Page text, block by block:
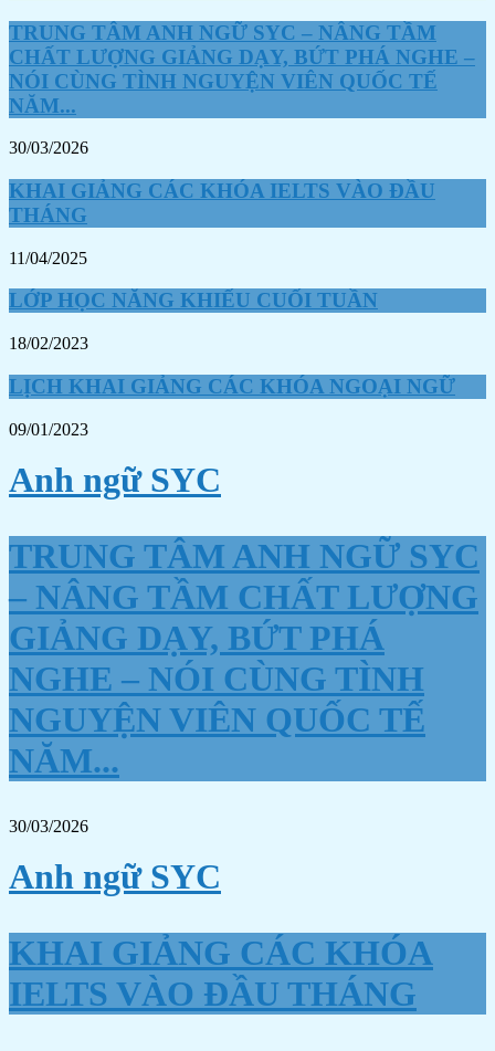
TRUNG TÂM ANH NGỮ SYC – NÂNG TẦM
CHẤT LƯỢNG GIẢNG DẠY, BỨT PHÁ NGHE –
NÓI CÙNG TÌNH NGUYỆN VIÊN QUỐC TẾ
NĂM...
30/03/2026
KHAI GIẢNG CÁC KHÓA IELTS VÀO ĐẦU
THÁNG
11/04/2025
LỚP HỌC NĂNG KHIẾU CUỐI TUẦN
18/02/2023
LỊCH KHAI GIẢNG CÁC KHÓA NGOẠI NGỮ
09/01/2023
Anh ngữ SYC
TRUNG TÂM ANH NGỮ SYC
– NÂNG TẦM CHẤT LƯỢNG
GIẢNG DẠY, BỨT PHÁ
NGHE – NÓI CÙNG TÌNH
NGUYỆN VIÊN QUỐC TẾ
NĂM...
30/03/2026
Anh ngữ SYC
KHAI GIẢNG CÁC KHÓA
IELTS VÀO ĐẦU THÁNG